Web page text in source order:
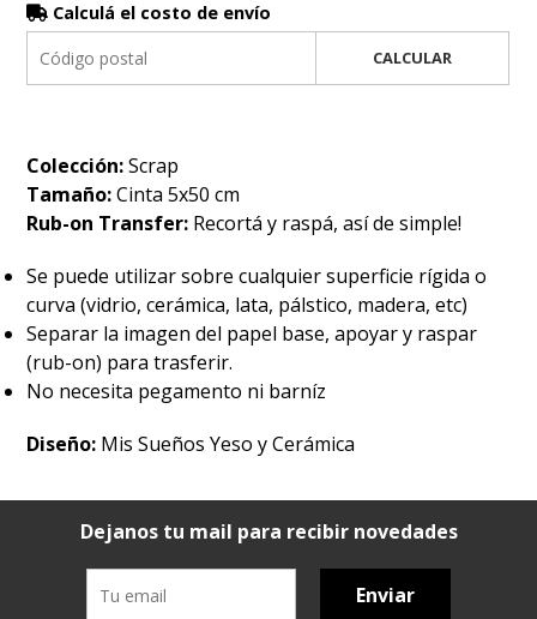
Calculá el costo de envío
CALCULAR
Colección:Scrap
Tamaño:Cinta 5x50 cm
Rub-on Transfer: Recortá y raspá, así de simple!
Se puede utilizar sobre cualquier superficie rígida o
curva (vidrio, cerámica, lata, pálstico, madera, etc)
Separar la imagen del papel base, apoyar y raspar
(rub-on) para trasferir.
No necesita pegamento ni barníz
Diseño: Mis Sueños Yeso y Cerámica
Dejanos tu mail para recibir novedades
Enviar